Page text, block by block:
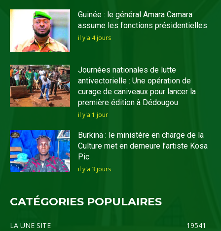
Guinée : le général Amara Camara
assume les fonctions présidentielles
il y'a 4 jours
Journées nationales de lutte
antivectorielle : Une opération de
curage de caniveaux pour lancer la
première édition à Dédougou
il y'a 1 jour
Burkina : le ministère en charge de la
Culture met en demeure l’artiste Kosa
Pic
il y'a 3 jours
CATÉGORIES POPULAIRES
LA UNE SITE
19541